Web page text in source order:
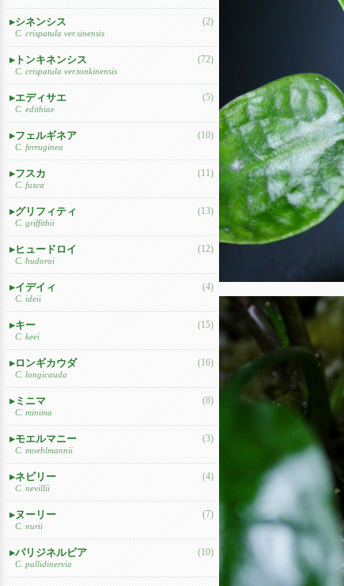
シネンシス
C. crispatula ver.sinensis
(2)
トンキネンシス
C. crispatula ver.tonkinensis
(72)
エディサエ
C. edithiae
(5)
フェルギネア
C. ferruginea
(10)
フスカ
C. fusca
(11)
グリフィティ
C. griffithii
(13)
ヒュードロイ
C. hudoroi
(12)
イデイィ
C. ideii
(4)
キー
C. keei
(15)
ロンギカウダ
C. longicauda
(16)
ミニマ
C. minima
(8)
モエルマニー
C. moehlmannii
(3)
ネビリー
C. nevillii
(4)
ヌーリー
C. nurii
(7)
パリジネルビア
C. pallidinervia
(10)